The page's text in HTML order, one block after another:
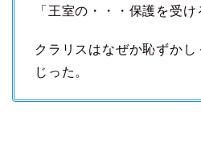
「王室の・・・保護を受け
クラリスはなぜか恥ずか
じった。